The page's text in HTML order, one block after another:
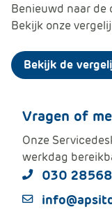
Benieuwd naar de
Bekijk onze
Bekijk de
Vragen of
Onze
werkdag
030